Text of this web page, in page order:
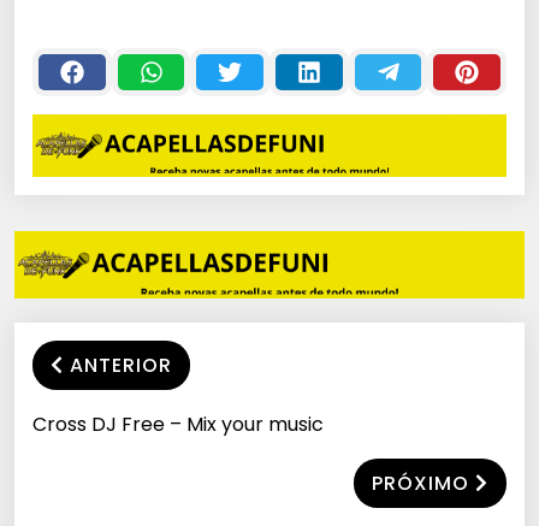
ANTERIOR
Cross DJ Free – Mix your music
PRÓXIMO